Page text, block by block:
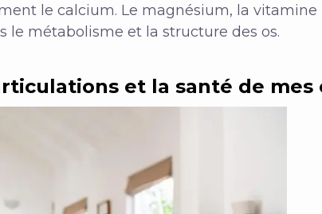
le calcium. Le magnésium, la vitamine
le métabolisme et la structure des os.
et la santé de mes